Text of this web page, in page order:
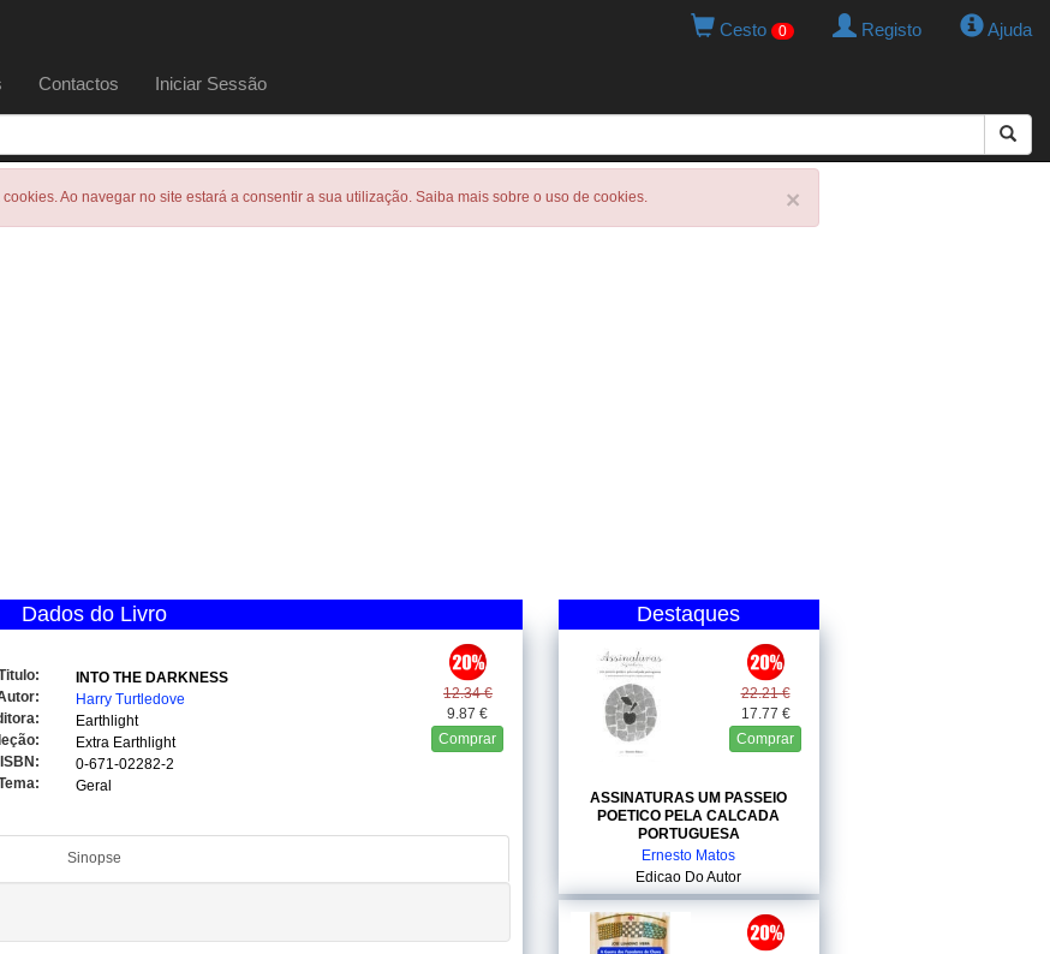
Cesto 0 Registo Ajuda
Contactos Iniciar Sessão
×
cookies. Ao navegar no site estará a consentir a sua utilização. Saiba mais sobre o uso de cookies.
Dados do Livro
12.34 €
9.87 €
Comprar
INTO THE DARKNESS
Harry Turtledove
Earthlight
Extra Earthlight
ISBN:
0-671-02282-2
Geral
Sinopse
Destaques
22.21 €
17.77 €
Comprar
ASSINATURAS UM PASSEIO
POETICO PELA CALCADA
PORTUGUESA
Ernesto Matos
Edicao Do Autor